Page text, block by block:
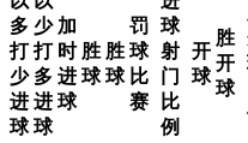
多
打
少
进
球
少
打
多
进
球
加
时
进
球
胜
球
胜
球
罚
球
比
赛
球
射
门
比
例
开
球
胜
开
球